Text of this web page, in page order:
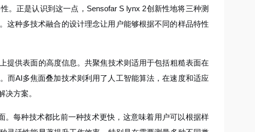
。正是认识到这一点，Sensofar S lynx 2创新性地将三种测
这种多技术融合的设计理念让用户能够根据不同的样品特性
提供表面的高度信息。共聚焦技术则适用于包括粗糙表面在
而AI多焦面叠加技术则利用了人工智能算法，在速度和适应
方案。
每种技术都比前一种技术更快，这意味着用户可以根据样